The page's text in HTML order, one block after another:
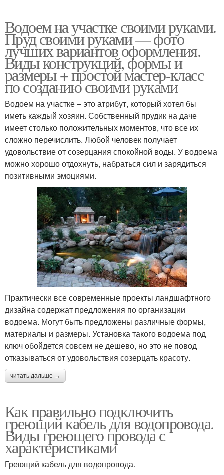
Водоем на участке своими руками.
Пруд своими руками — фото
лучших вариантов оформления.
Виды конструкций, формы и
размеры + простой мастер-класс
по созданию своими руками
Водоем на участке – это атрибут, который хотел бы
иметь каждый хозяин. Собственный прудик на даче
имеет столько положительных моментов, что все их
сложно перечислить. Любой человек получает
удовольствие от созерцания спокойной воды. У водоема
можно хорошо отдохнуть, набраться сил и зарядиться
позитивными эмоциями.
Практически все современные проекты ландшафтного
дизайна содержат предложения по организации
водоема. Могут быть предложены различные формы,
материалы и размеры. Установка такого водоема под
ключ обойдется совсем не дешево, но это не повод
отказываться от удовольствия созерцать красоту.
читать дальше →
Как правильно подключить
греющий кабель для водопровода.
Виды греющего провода с
характеристиками
Греющий кабель для водопровода.